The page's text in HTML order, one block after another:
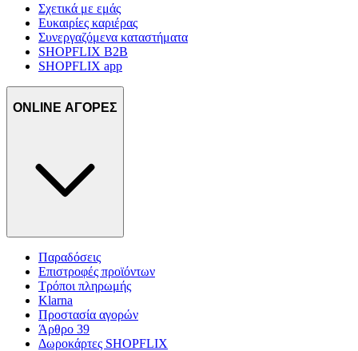
Σχετικά με εμάς
Ευκαιρίες καριέρας
Συνεργαζόμενα καταστήματα
SHOPFLIX B2B
SHOPFLIX app
ONLINE ΑΓΟΡΕΣ
Παραδόσεις
Επιστροφές προϊόντων
Τρόποι πληρωμής
Klarna
Προστασία αγορών
Άρθρο 39
Δωροκάρτες SHOPFLIX